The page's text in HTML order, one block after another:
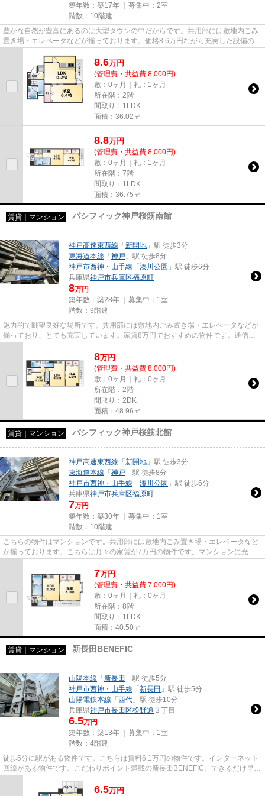
築年数：築17年 ｜募集中： 2室
階数：10階建
豊かな自然が豊富にあるのは大型タウンの中だからです。共用部には敷地内ごみ
置き場・エレベータなどが揃っております。価格8.6万円ながら充実した設備のこ
8.6万円
(管理費・共益費 8,000円)
敷：0ヶ月｜礼：1ヶ月
所在階：2階
間取り：1LDK
面積：36.02㎡
8.8万円
(管理費・共益費 8,000円)
敷：0ヶ月｜礼：1ヶ月
所在階：7階
間取り：1LDK
面積：36.75㎡
賃貸｜マンション パシフィック神戸桜筋南館
神戸高速東西線 「 新開地 」駅 徒歩3分
東海道本線 「 神戸 」駅 徒歩8分
神戸市西神・山手線 「 湊川公園 」駅 徒歩6分
兵庫県神戸市兵庫区福原町
8万円
築年数：築28年 ｜募集中： 1室
階数：9階建
魅力的で眺望良好な場所です。共用部には敷地内ごみ置き場・エレベータなどが
揃っており、とても充実しています。家賃8万円でおすすめの物件です。通信速
8万円
(管理費・共益費 8,000円)
敷：0ヶ月｜礼：0ヶ月
所在階：2階
間取り：2DK
面積：48.96㎡
賃貸｜マンション パシフィック神戸桜筋北館
神戸高速東西線 「 新開地 」駅 徒歩3分
東海道本線 「 神戸 」駅 徒歩8分
神戸市西神・山手線 「 湊川公園 」駅 徒歩6分
兵庫県神戸市兵庫区福原町
7万円
築年数：築30年 ｜募集中： 1室
階数：10階建
こちらの物件はマンションです。共用部には敷地内ごみ置き場・エレベータなど
が揃っております。こちらは月々の家賃が7万円の物件です。マンションに光回
7万円
(管理費・共益費 7,000円)
敷：0ヶ月｜礼：0ヶ月
所在階：8階
間取り：1LDK
面積：40.50㎡
賃貸｜マンション 新長田BENEFIC
山陽本線 「 新長田 」駅 徒歩5分
神戸市西神・山手線 「 新長田 」駅 徒歩5分
山陽電鉄本線 「 西代 」駅 徒歩10分
兵庫県神戸市長田区松野通 ３丁目
6.5万円
築年数：築13年 ｜募集中： 1室
階数：4階建
徒歩5分に駅がある物件です。こちらは賃料6.1万円の物件です。インターネット
回線がある物件です。こだわりポイント満載の新長田BENEFIC。できるだけ早め
6.5万円